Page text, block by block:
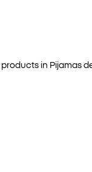
products in Pijamas